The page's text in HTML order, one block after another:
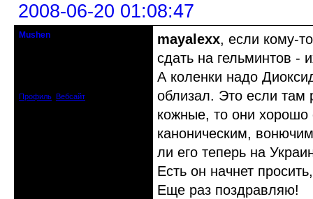
2008-06-20 01:08:47
Mushen
Профиль Вебсайт
mayalexx, если кому-
сдать на гельминтов -
А коленки надо
облизал. Это если там
кожные, то они
каноническим,
ли его теперь на
Есть он начнет
Еще раз поздравляю!